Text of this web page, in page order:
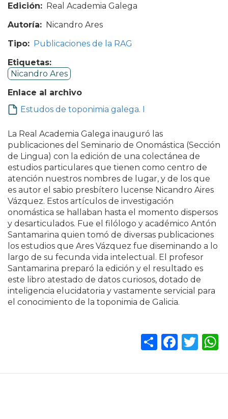
Edición
Real Academia Galega
Autoría
Nicandro Ares
Tipo
Publicaciones de la RAG
Etiquetas
Nicandro Ares
Enlace al archivo
Estudos de toponimia galega. I
La Real Academia Galega inauguró las
publicaciones del Seminario de Onomástica (Sección
de Lingua) con la edición de una colectánea de
estudios particulares que tienen como centro de
atención nuestros nombres de lugar, y de los que
es autor el sabio presbítero lucense Nicandro Aires
Vázquez. Estos artículos de investigación
onomástica se hallaban hasta el momento dispersos
y desarticulados. Fue el filólogo y académico Antón
Santamarina quien tomó de diversas publicaciones
los estudios que Ares Vázquez fue diseminando a lo
largo de su fecunda vida intelectual. El profesor
Santamarina preparó la edición y el resultado es
este libro atestado de datos curiosos, dotado de
inteligencia elucidatoria y vastamente servicial para
el conocimiento de la toponimia de Galicia.